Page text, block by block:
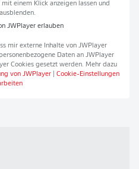
einem Klick anzeigen lassen und
JWPlayererlauben
mir externe Inhalte von JWPlayer
Daten an JWPlayer
Cookies gesetzt werden. Mehr dazu
von JWPlayer| Cookie-Einstellungen